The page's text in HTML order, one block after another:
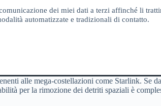
dei miei dati a terzi affinché li
automatizzate e tradizionali di contatto.
alle mega-costellazioni come Starlink. Se
per la rimozione dei detriti spaziali è